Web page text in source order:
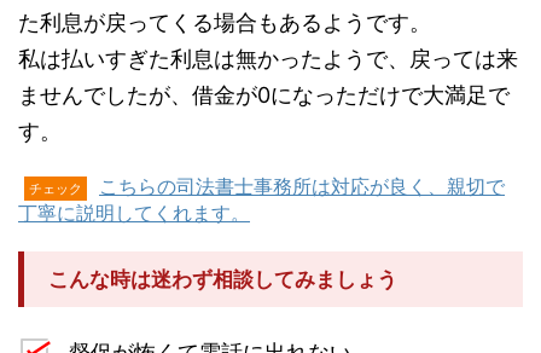
た利息が戻ってくる場合もあるようです。
私は払いすぎた利息は無かったようで、戻っては来
ませんでしたが、借金が0になっただけで大満足で
す。
チェック
こちらの司法書士事務所は対応が良く、親切で
丁寧に説明してくれます。
こんな時は迷わず相談してみましょう